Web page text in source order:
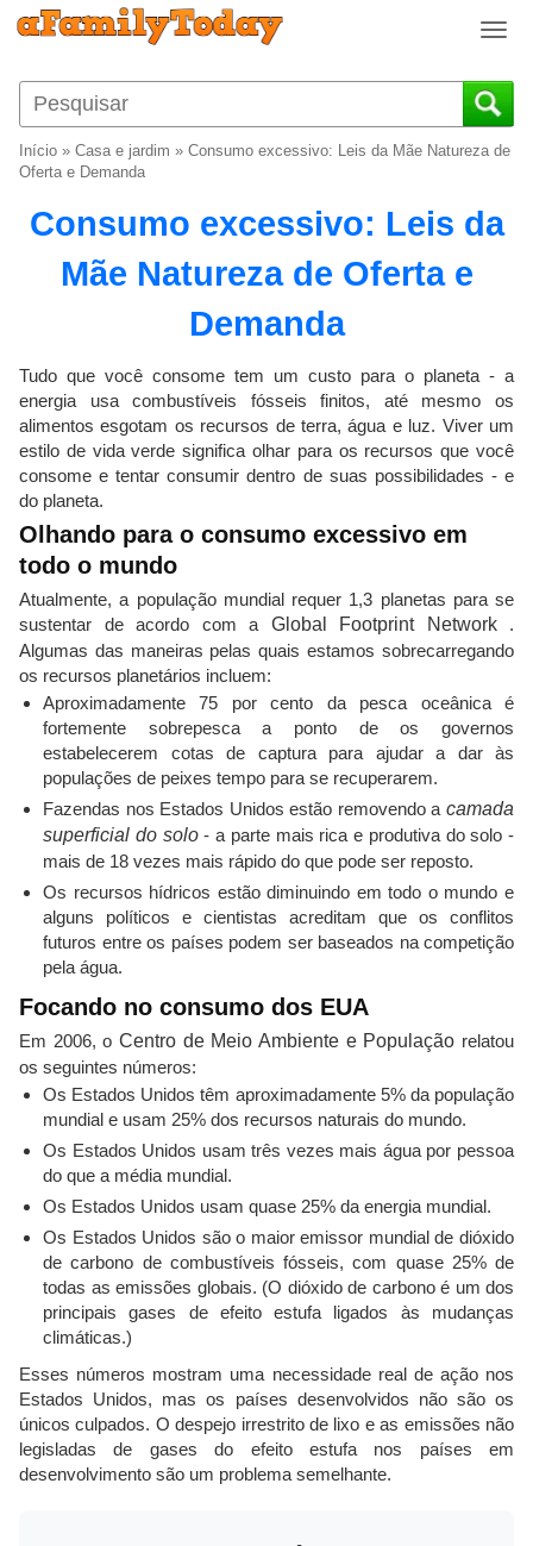
T
g
g
a
v
i
o
n
Início » Casa e jardim » Consumo excessivo: Leis da Mãe Natureza de
Oferta e Demanda
Consumo excessivo: Leis da
Mãe Natureza de Oferta e
Demanda
Tudo que você consome tem um custo para o planeta - a
energia usa combustíveis fósseis finitos, até mesmo os
alimentos esgotam os recursos de terra, água e luz. Viver um
estilo de vida verde significa olhar para os recursos que você
consome e tentar consumir dentro de suas possibilidades - e
do planeta.
Olhando para o consumo excessivo em
todo o mundo
Atualmente, a população mundial requer 1,3 planetas para se
sustentar de acordo com a Global Footprint Network.
Algumas das maneiras pelas quais estamos sobrecarregando
os recursos planetários incluem:
Aproximadamente 75 por cento da pesca oceânica é
fortemente sobrepesca a ponto de os governos
estabelecerem cotas de captura para ajudar a dar às
populações de peixes tempo para se recuperarem.
Fazendas nos Estados Unidos estão removendo a camada
superficial do solo- a parte mais rica e produtiva do solo -
mais de 18 vezes mais rápido do que pode ser reposto.
Os recursos hídricos estão diminuindo em todo o mundo e
alguns políticos e cientistas acreditam que os conflitos
futuros entre os países podem ser baseados na competição
pela água.
Focando no consumo dos EUA
Em 2006, o Centro de Meio Ambiente e População relatou
os seguintes números:
Os Estados Unidos têm aproximadamente 5% da população
mundial e usam 25% dos recursos naturais do mundo.
Os Estados Unidos usam três vezes mais água por pessoa
do que a média mundial.
Os Estados Unidos usam quase 25% da energia mundial.
Os Estados Unidos são o maior emissor mundial de dióxido
de carbono de combustíveis fósseis, com quase 25% de
todas as emissões globais. (O dióxido de carbono é um dos
principais gases de efeito estufa ligados às mudanças
climáticas.)
Esses números mostram uma necessidade real de ação nos
Estados Unidos, mas os países desenvolvidos não são os
únicos culpados. O despejo irrestrito de lixo e as emissões não
legisladas de gases do efeito estufa nos países em
desenvolvimento são um problema semelhante.